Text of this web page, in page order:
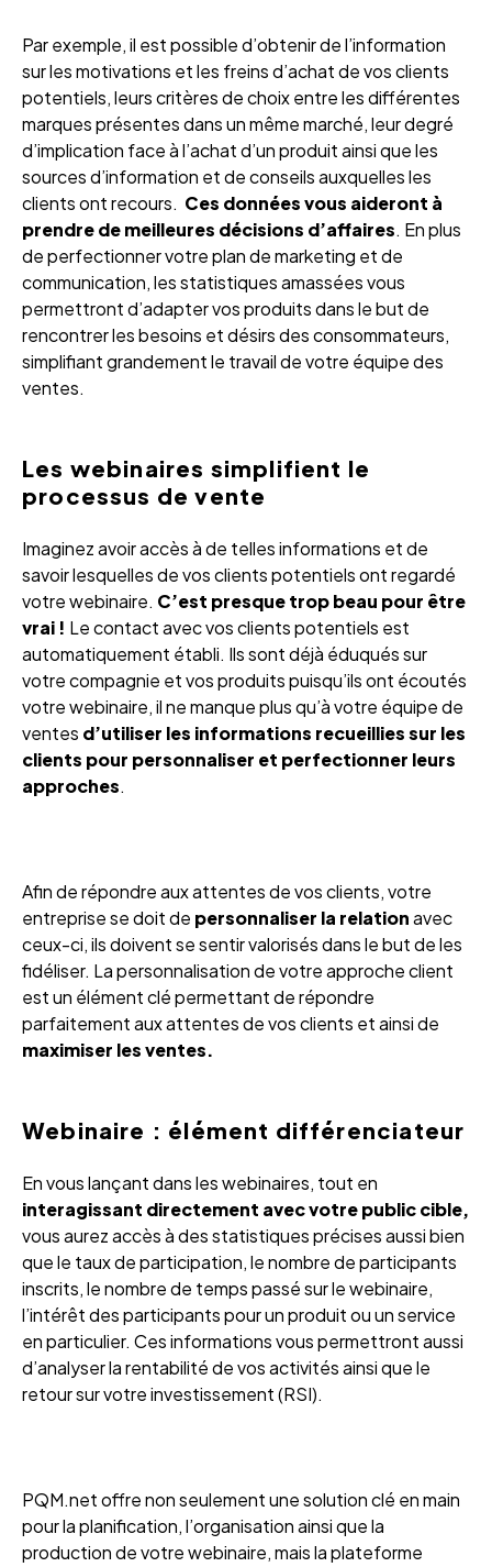
Par exemple, il est possible d’obtenir de l’information
sur les motivations et les freins d’achat de vos clients
potentiels, leurs critères de choix entre les différentes
marques présentes dans un même marché, leur degré
d’implication face à l’achat d’un produit ainsi que les
sources d’information et de conseils auxquelles les
clients ont recours. Ces données vous aideront à
prendre de meilleures décisions d’affaires. En plus
de perfectionner votre plan de marketing et de
communication, les statistiques amassées vous
permettront d’adapter vos produits dans le but de
rencontrer les besoins et désirs des consommateurs,
simplifiant grandement le travail de votre équipe des
ventes.
Les webinaires simplifient le
processus de vente
Imaginez avoir accès à de telles informations et de
savoir lesquelles de vos clients potentiels ont regardé
votre webinaire. C’est presque trop beau pour être
vrai ! Le contact avec vos clients potentiels est
automatiquement établi. Ils sont déjà éduqués sur
votre compagnie et vos produits puisqu’ils ont écoutés
votre webinaire, il ne manque plus qu’à votre équipe de
ventes d’utiliser les informations recueillies sur les
clients pour personnaliser et perfectionner leurs
approches.
Afin de répondre aux attentes de vos clients, votre
entreprise se doit de personnaliser la relationavec
ceux-ci, ils doivent se sentir valorisés dans le but de les
fidéliser. La personnalisation de votre approche client
est un élément clé permettant de répondre
parfaitement aux attentes de vos clients et ainsi de
maximiser les ventes.
Webinaire : élément différenciateur
En vous lançant dans les webinaires, tout en
interagissant directement avec votre public cible,
vous aurez accès à des statistiques précises aussi bien
que le taux de participation, le nombre de participants
inscrits, le nombre de temps passé sur le webinaire,
l’intérêt des participants pour un produit ou un service
en particulier. Ces informations vous permettront aussi
d’analyser la rentabilité de vos activités ainsi que le
retour sur votre investissement (RSI).
PQM.net offre non seulement une solution clé en main
pour la planification, l’organisation ainsi que la
production de votre webinaire, mais la plateforme